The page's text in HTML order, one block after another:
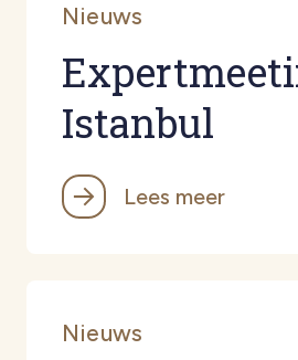
Nieuws
Istanbul
Lees meer
Nieuws